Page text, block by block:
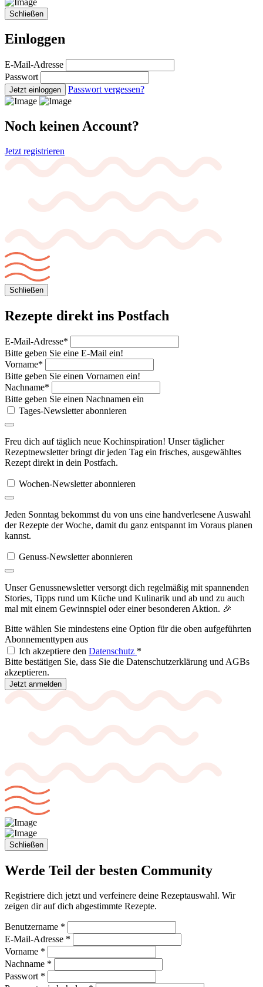
Schließen
Einloggen
E-Mail-Adresse
Passwort
Jetzt einloggen Passwort vergessen?
Noch keinen Account?
Jetzt registrieren
Schließen
Rezepte direkt ins Postfach
E-Mail-Adresse*
Bitte geben Sie eine E-Mail ein!
Vorname*
Bitte geben Sie einen Vornamen ein!
Nachname*
Bitte geben Sie einen Nachnamen ein
Tages-Newsletter abonnieren
Freu dich auf täglich neue Kochinspiration! Unser täglicher
Rezeptnewsletter bringt dir jeden Tag ein frisches, ausgewähltes
Rezept direkt in dein Postfach.
Wochen-Newsletter abonnieren
Jeden Sonntag bekommst du von uns eine handverlesene Auswahl
der Rezepte der Woche, damit du ganz entspannt im Voraus planen
kannst.
Genuss-Newsletter abonnieren
Unser Genussnewsletter versorgt dich regelmäßig mit spannenden
Stories, Tipps rund um Küche und Kulinarik und ab und zu auch
mal mit einem Gewinnspiel oder einer besonderen Aktion. 🎉
Bitte wählen Sie mindestens eine Option für die oben aufgeführten
Abonnementtypen aus
Ich akzeptiere den Datenschutz *
Bitte bestätigen Sie, dass Sie die Datenschutzerklärung und AGBs
akzeptieren.
Jetzt anmelden
Schließen
Werde Teil der besten Community
Registriere dich jetzt und verfeinere deine Rezeptauswahl. Wir
zeigen dir auf dich abgestimmte Rezepte.
Benutzername *
E-Mail-Adresse *
Vorname *
Nachname *
Passwort *